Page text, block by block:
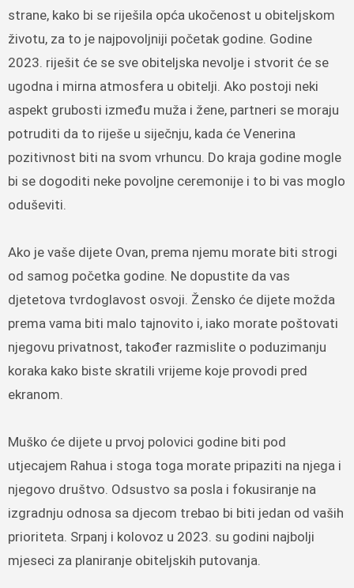
strane, kako bi se riješila opća ukočenost u obiteljskom
životu, za to je najpovoljniji početak godine. Godine
2023. riješit će se sve obiteljska nevolje i stvorit će se
ugodna i mirna atmosfera u obitelji. Ako postoji neki
aspekt grubosti između muža i žene, partneri se moraju
potruditi da to riješe u siječnju, kada će Venerina
pozitivnost biti na svom vrhuncu. Do kraja godine mogle
bi se dogoditi neke povoljne ceremonije i to bi vas moglo
oduševiti.
Ako je vaše dijete Ovan, prema njemu morate biti strogi
od samog početka godine. Ne dopustite da vas
djetetova tvrdoglavost osvoji. Žensko će dijete možda
prema vama biti malo tajnovito i, iako morate poštovati
njegovu privatnost, također razmislite o poduzimanju
koraka kako biste skratili vrijeme koje provodi pred
ekranom.
Muško će dijete u prvoj polovici godine biti pod
utjecajem Rahua i stoga toga morate pripaziti na njega i
njegovo društvo. Odsustvo sa posla i fokusiranje na
izgradnju odnosa sa djecom trebao bi biti jedan od vaših
prioriteta. Srpanj i kolovoz u 2023. su godini najbolji
mjeseci za planiranje obiteljskih putovanja.